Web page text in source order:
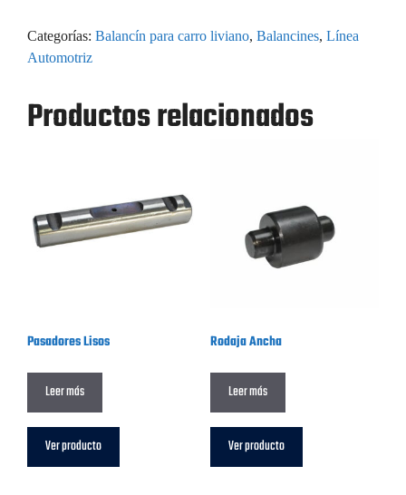
Categorías: Balancín para carro liviano, Balancines, Línea
Automotriz
Productos relacionados
Pasadores Lisos
Leer más
Ver producto
Rodaja Ancha
Leer más
Ver producto